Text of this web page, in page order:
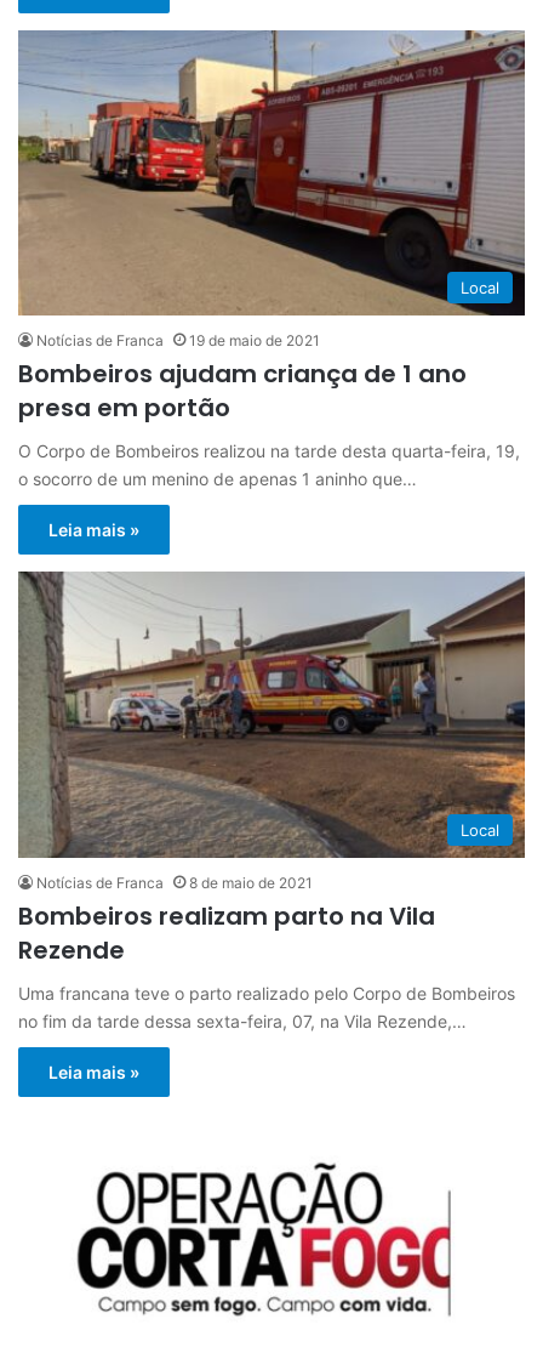
Local
Notícias de Franca 19 de maio de 2021
Bombeiros ajudam criança de 1 ano
presa em portão
O Corpo de Bombeiros realizou na tarde desta quarta-feira, 19,
o socorro de um menino de apenas 1 aninho que…
Leia mais »
Local
Notícias de Franca 8 de maio de 2021
Bombeiros realizam parto na Vila
Rezende
Uma francana teve o parto realizado pelo Corpo de Bombeiros
no fim da tarde dessa sexta-feira, 07, na Vila Rezende,…
Leia mais »